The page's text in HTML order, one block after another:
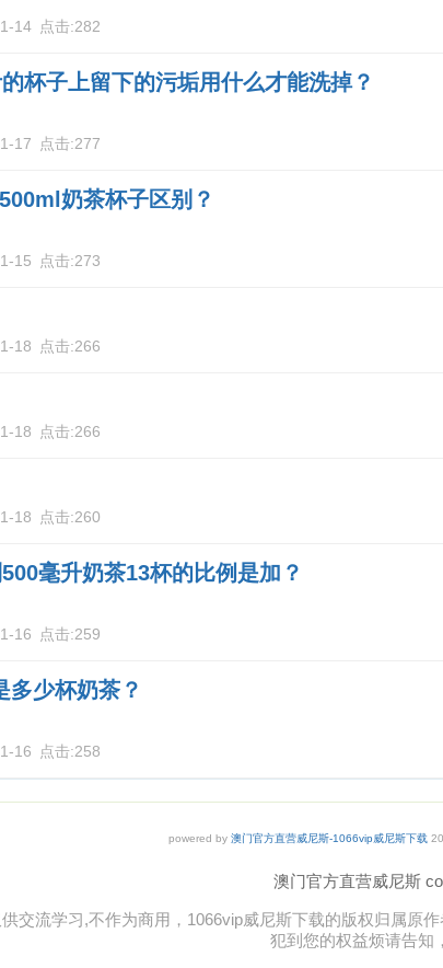
14 点击:282
杯子上留下的污垢用什么才能洗掉？
17 点击:277
奶茶杯子区别？
15 点击:273
18 点击:266
18 点击:266
18 点击:260
毫升奶茶13杯的比例是加？
16 点击:259
多少杯奶茶？
16 点击:258
powered by 澳门官方直营威尼斯-1066vip威尼斯下载
澳门官方直营威尼斯
交流学习,不作为商用，1066vip威尼斯下载的版权归属原
犯到您的权益烦请告知